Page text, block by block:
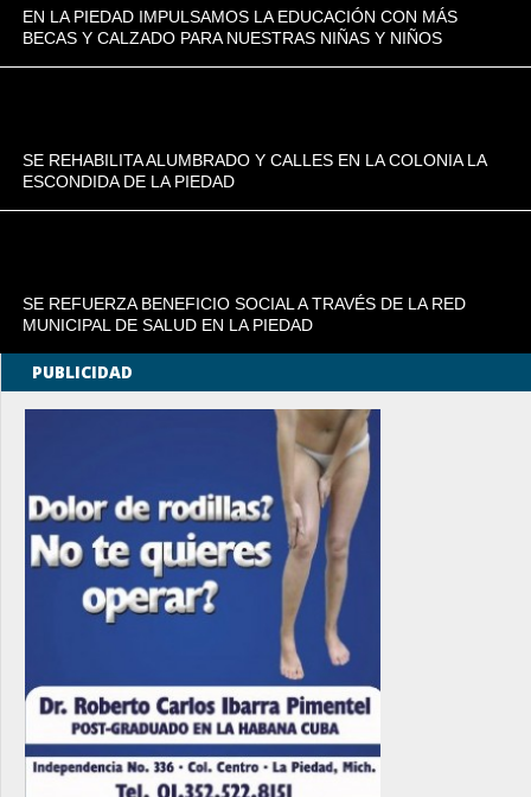
EN LA PIEDAD IMPULSAMOS LA EDUCACIÓN CON MÁS
BECAS Y CALZADO PARA NUESTRAS NIÑAS Y NIÑOS
SE REHABILITA ALUMBRADO Y CALLES EN LA COLONIA LA
ESCONDIDA DE LA PIEDAD
SE REFUERZA BENEFICIO SOCIAL A TRAVÉS DE LA RED
MUNICIPAL DE SALUD EN LA PIEDAD
PUBLICIDAD